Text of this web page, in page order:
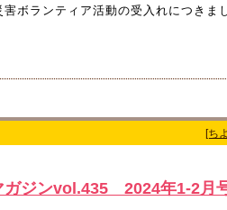
害ボランティア活動の受入れにつき
[ち
ガジンvol.435 2024年1-2月